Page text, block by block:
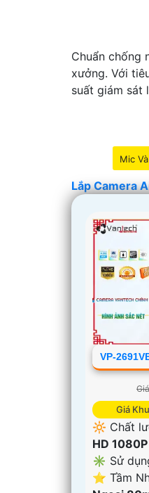
Chuẩn chống
xưởng. Với
suất giám sát
Mic
Lắp Camera
VP-
Giá
🔆 Chất
HD 1080P
✳️ Sử
⭐ Tầm